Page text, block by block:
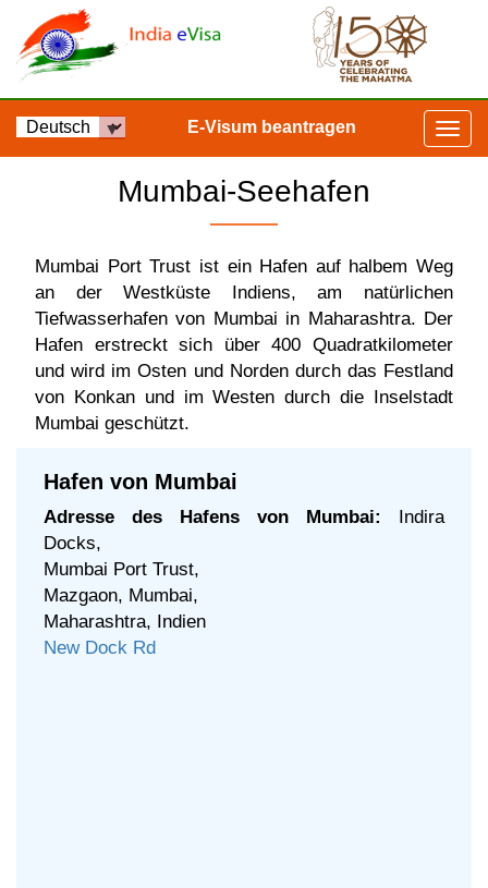
E-Visum beantragen
Mumbai-Seehafen
Mumbai Port Trust ist ein Hafen auf halbem Weg
an der Westküste Indiens, am natürlichen
Tiefwasserhafen von Mumbai in Maharashtra. Der
Hafen erstreckt sich über 400 Quadratkilometer
und wird im Osten und Norden durch das Festland
von Konkan und im Westen durch die Inselstadt
Mumbai geschützt.
Hafen von Mumbai
Adresse des Hafens von Mumbai:
Indira
Docks,
Mumbai Port Trust,
Mazgaon, Mumbai,
Maharashtra, Indien
New Dock Rd